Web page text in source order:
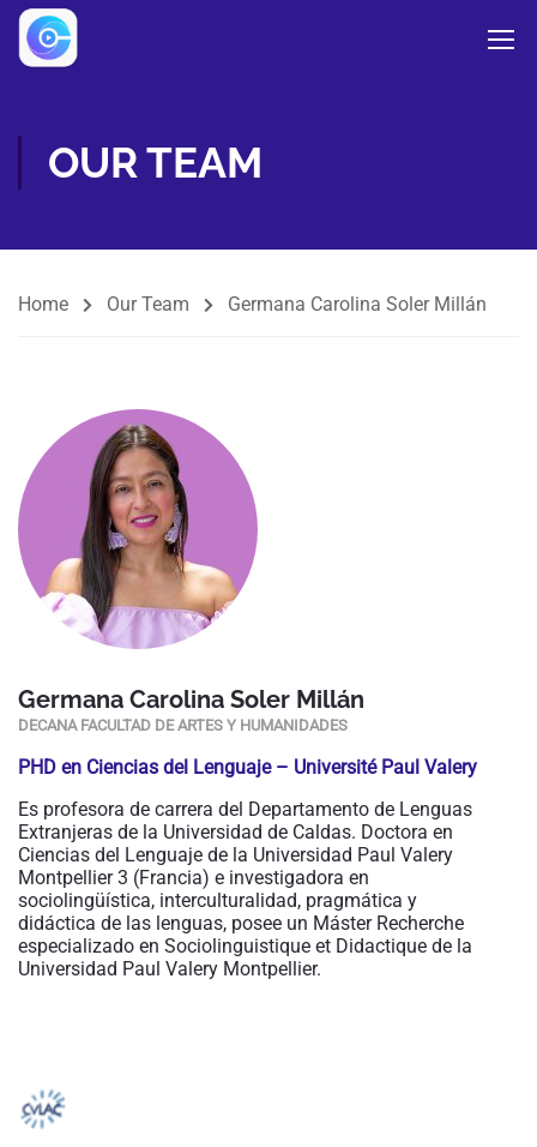
OUR TEAM
Home Our Team Germana Carolina Soler Millán
Germana Carolina Soler Millán
DECANA FACULTAD DE ARTES Y HUMANIDADES
PHD en Ciencias del Lenguaje – Université Paul Valery
Es profesora de carrera del Departamento de Lenguas
Extranjeras de la Universidad de Caldas. Doctora en
Ciencias del Lenguaje de la Universidad Paul Valery
Montpellier 3 (Francia) e investigadora en
sociolingüística, interculturalidad, pragmática y
didáctica de las lenguas, posee un Máster Recherche
especializado en Sociolinguistique et Didactique de la
Universidad Paul Valery Montpellier.